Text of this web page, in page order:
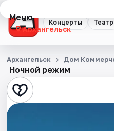
Концерты Театр
Меню
Архангельск
Концерты
Театр
Стендап
Ночной режим
Архангельск Дом